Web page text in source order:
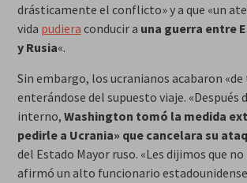
drásticamente el conflicto» y a que «un
vida pudiera conducir a una guerra entre
y Rusia«.
Sin embargo, los ucranianos acabaron
enterándose del supuesto viaje. «Después
interno, Washington tomó la medida
pedirle a Ucrania» que cancelara su
del Estado Mayor ruso. «Les dijimos que
afirmó un alto funcionario